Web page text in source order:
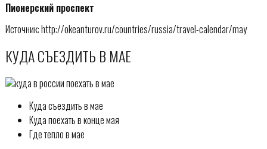
Пионерский проспект
Источник: http://okeanturov.ru/countries/russia/travel-calendar/may
КУДА СЪЕЗДИТЬ В МАЕ
Куда съездить в мае
Куда поехать в конце мая
Где тепло в мае